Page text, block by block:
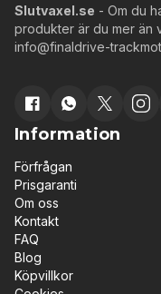
Slutvaxel.se - Om du
produkter är du mer än
info@finaldrive-
Information
Förfrågan
Prisgaranti
Om oss
Kontakt
FAQ
Blog
Köpvillkor